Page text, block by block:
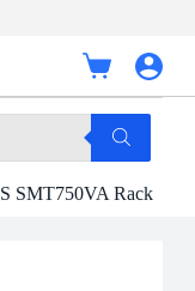
Panier
d’achat
SMT750VA Rack